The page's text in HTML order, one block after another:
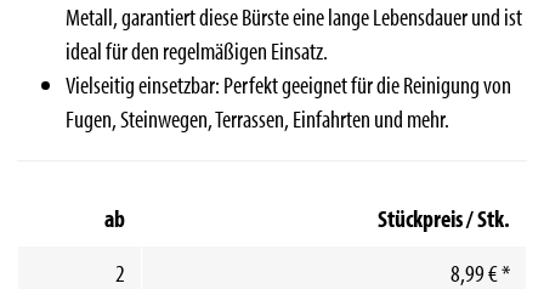
Metall, garantiert diese Bürste eine lange Lebensdauer und ist
ideal für den regelmäßigen Einsatz.
Vielseitig einsetzbar: Perfekt geeignet für die Reinigung von
Fugen, Steinwegen, Terrassen, Einfahrten und mehr.
ab
Stückpreis / Stk.
2
8,99 €*